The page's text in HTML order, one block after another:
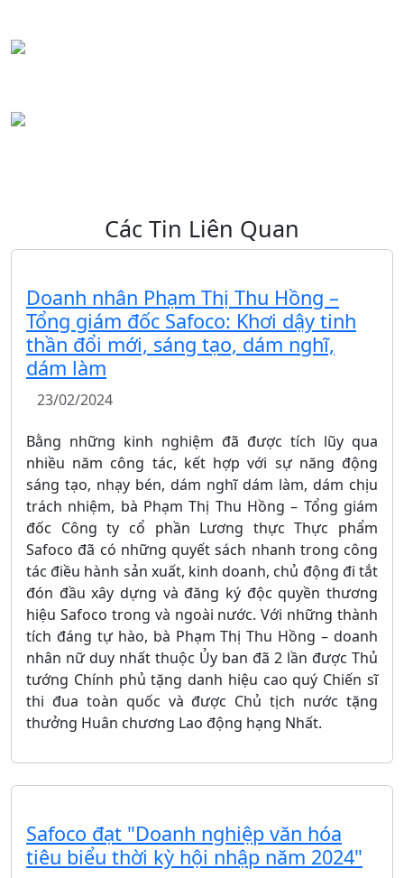
Các Tin Liên Quan
Doanh nhân Phạm Thị Thu Hồng –
Tổng giám đốc Safoco: Khơi dậy tinh
thần đổi mới, sáng tạo, dám nghĩ,
dám làm
23/02/2024
Bằng những kinh nghiệm đã được tích lũy qua
nhiều năm công tác, kết hợp với sự năng động
sáng tạo, nhạy bén, dám nghĩ dám làm, dám chịu
trách nhiệm, bà Phạm Thị Thu Hồng – Tổng giám
đốc Công ty cổ phần Lương thực Thực phẩm
Safoco đã có những quyết sách nhanh trong công
tác điều hành sản xuất, kinh doanh, chủ động đi tắt
đón đầu xây dựng và đăng ký độc quyền thương
hiệu Safoco trong và ngoài nước. Với những thành
tích đáng tự hào, bà Phạm Thị Thu Hồng – doanh
nhân nữ duy nhất thuộc Ủy ban đã 2 lần được Thủ
tướng Chính phủ tặng danh hiệu cao quý Chiến sĩ
thi đua toàn quốc và được Chủ tịch nước tặng
thưởng Huân chương Lao động hạng Nhất.
Safoco đạt "Doanh nghiệp văn hóa
tiêu biểu thời kỳ hội nhập năm 2024"